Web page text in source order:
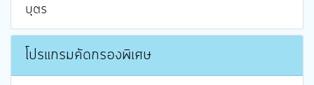
บุตร
โปรแกรมคัดกรองพิเศษ